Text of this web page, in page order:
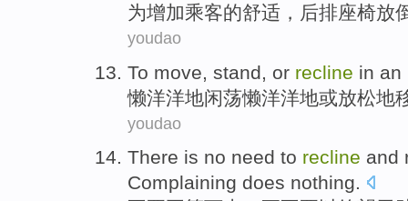
为增加乘客的舒适 ， 后排座椅放
youdao
To move stand or recline in an
懒洋洋地闲荡懒洋洋地或放松地
youdao
There is no need to recline and
Complaining does nothing.